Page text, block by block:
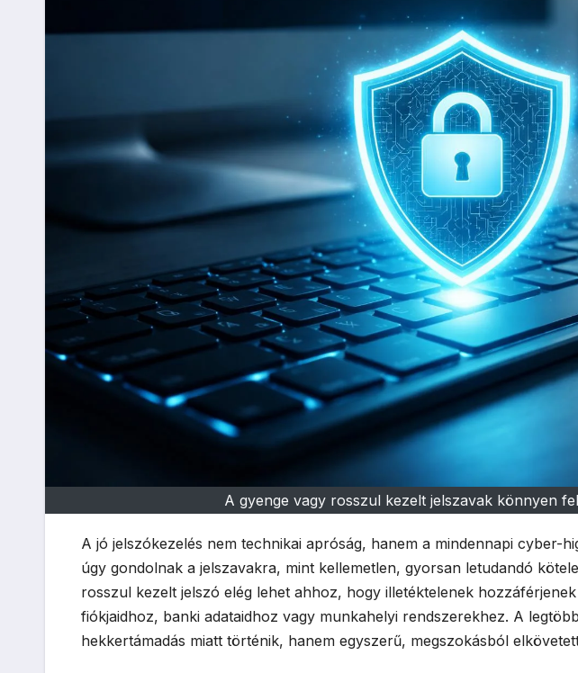
A gyenge vagy rosszul kezelt jelszavak könnyen
A jó jelszókezelés nem technikai apróság, hanem a mindennapi cyber-
úgy gondolnak a jelszavakra, mint kellemetlen, gyorsan letudandó
rosszul kezelt jelszó elég lehet ahhoz, hogy illetéktelenek
fiókjaidhoz, banki adataidhoz vagy munkahelyi rendszerekhez. A
hekkertámadás miatt történik, hanem egyszerű, megszokásból